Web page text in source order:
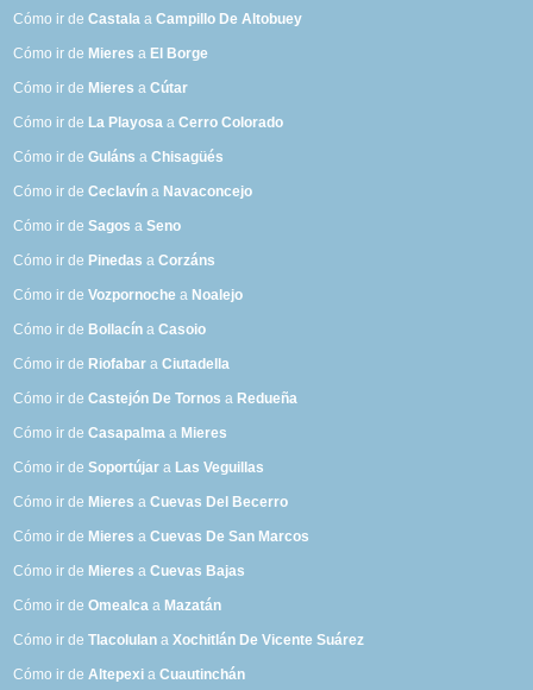
Cómo ir deCastala aCampillo De Altobuey
Cómo ir de Mieres a El Borge
Cómo ir de Mieres aCútar
Cómo ir de La Playosa aCerro Colorado
Cómo ir deGuláns aChisagüés
Cómo ir deCeclavín a Navaconcejo
Cómo ir deSagos aSeno
Cómo ir de Pinedas aCorzáns
Cómo ir deVozpornoche a Noalejo
Cómo ir de Bollacín aCasoio
Cómo ir de Riofabar aCiutadella
Cómo ir deCastejón De Tornos a Redueña
Cómo ir deCasapalma a Mieres
Cómo ir deSoportújar a Las Veguillas
Cómo ir de Mieres aCuevas Del Becerro
Cómo ir de Mieres aCuevas De San Marcos
Cómo ir de Mieres aCuevas Bajas
Cómo ir deOmealca a Mazatán
Cómo ir deTlacolulan aXochitlán De Vicente Suárez
Cómo ir deAltepexi aCuautinchán